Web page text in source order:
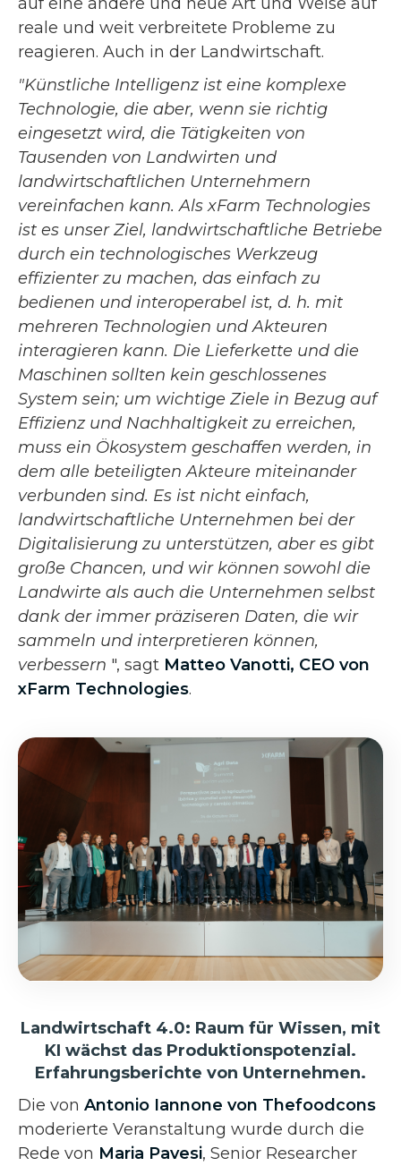
reale und weit verbreitete Probleme zu
reagieren. Auch in der Landwirtschaft.
"Künstliche Intelligenz ist eine komplexe
Technologie, die aber, wenn sie richtig
eingesetzt wird, die Tätigkeiten von
Tausenden von Landwirten und
landwirtschaftlichen Unternehmern
vereinfachen kann. Als xFarm Technologies
ist es unser Ziel, landwirtschaftliche Betriebe
durch ein technologisches Werkzeug
effizienter zu machen, das einfach zu
bedienen und interoperabel ist, d. h. mit
mehreren Technologien und Akteuren
interagieren kann. Die Lieferkette und die
Maschinen sollten kein geschlossenes
System sein; um wichtige Ziele in Bezug auf
Effizienz und Nachhaltigkeit zu erreichen,
muss ein Ökosystem geschaffen werden, in
dem alle beteiligten Akteure miteinander
verbunden sind. Es ist nicht einfach,
landwirtschaftliche Unternehmen bei der
Digitalisierung zu unterstützen, aber es gibt
große Chancen, und wir können sowohl die
Landwirte als auch die Unternehmen selbst
dank der immer präziseren Daten, die wir
sammeln und interpretieren können,
verbessern ", sagt Matteo Vanotti, CEO von
xFarm Technologies.
Landwirtschaft 4.0: Raum für Wissen, mit
KI wächst das Produktionspotenzial.
Erfahrungsberichte von Unternehmen.
Die von Antonio Iannone von Thefoodcons
moderierte Veranstaltung wurde durch die
Rede von Maria Pavesi, Senior Researcher